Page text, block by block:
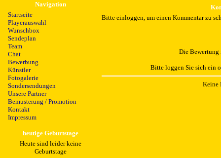
Navigation
Startseite
Playerauswahl
Wunschbox
Sendeplan
Team
Chat
Bewerbung
Künstler
Fotogalerie
Sondersendungen
Unsere Partner
Bemusterung / Promotion
Kontakt
Impressum
heutige Geburtstage
Heute sind leider keine
Geburtstage
Bitte einloggen, um einen Kommentar zu
Die
Bitte loggen Sie sich ein
Keine